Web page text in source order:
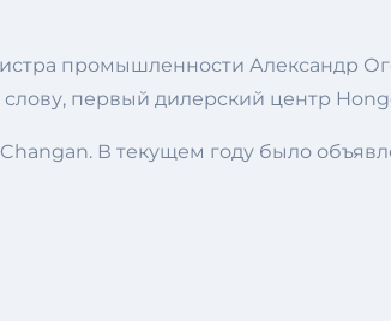
промышленности Александр
первый дилерский центр
В текущем году было